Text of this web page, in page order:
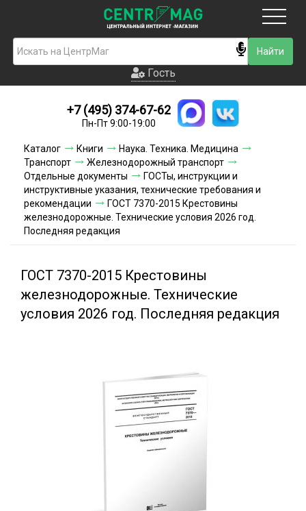
Гость
Новинки
Условия доставки
Условия оплаты
Контакты
Акции и скидки
Гость
+7 (495) 374-67-62
Пн-Пт 9:00-19:00
Каталог Книги
Наука. Техника. Медицина
Транспорт
Железнодорожный транспорт
Отдельные документы
ГОСТы, инструкции и
инструктивные указания, технические требования и
рекомендации
ГОСТ 7370-2015 Крестовины
железнодорожные. Технические условия 2026 год.
Последняя редакция
ГОСТ 7370-2015 Крестовины
железнодорожные. Технические
условия 2026 год. Последняя редакция